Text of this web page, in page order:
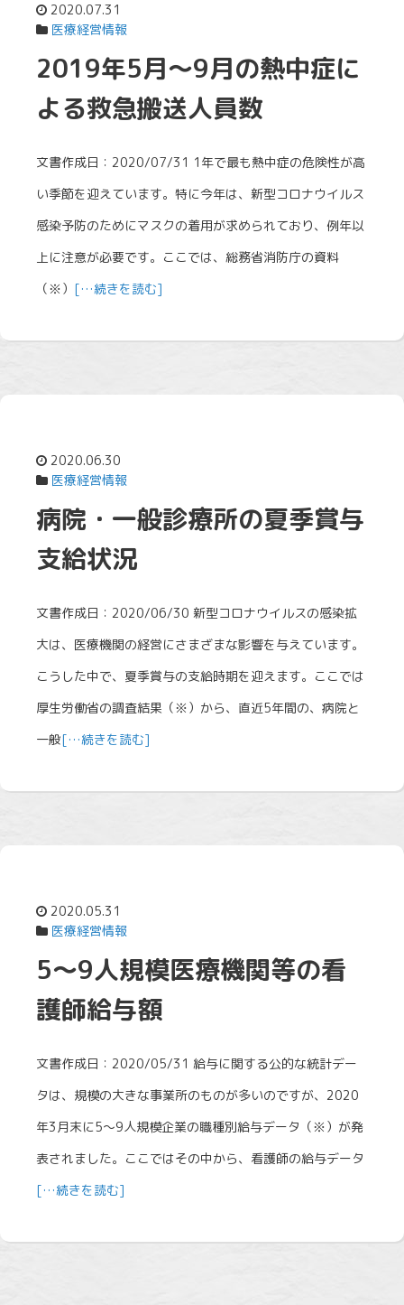
2020.07.31
医療経営情報
2019年5月～9月の熱中症に
よる救急搬送人員数
文書作成日：2020/07/31 1年で最も熱中症の危険性が高
い季節を迎えています。特に今年は、新型コロナウイルス
感染予防のためにマスクの着用が求められており、例年以
上に注意が必要です。ここでは、総務省消防庁の資料
（※） […続きを読む]
2020.06.30
医療経営情報
病院・一般診療所の夏季賞与
支給状況
文書作成日：2020/06/30 新型コロナウイルスの感染拡
大は、医療機関の経営にさまざまな影響を与えています。
こうした中で、夏季賞与の支給時期を迎えます。ここでは
厚生労働省の調査結果（※）から、直近5年間の、病院と
一般[…続きを読む]
2020.05.31
医療経営情報
5〜9人規模医療機関等の看
護師給与額
文書作成日：2020/05/31 給与に関する公的な統計デー
タは、規模の大きな事業所のものが多いのですが、2020
年3月末に5～9人規模企業の職種別給与データ（※）が発
表されました。ここではその中から、看護師の給与データ
[…続きを読む]